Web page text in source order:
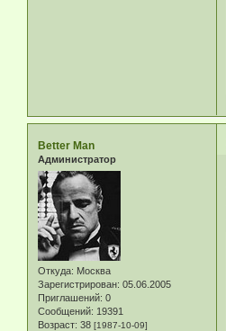
Better Man
Администратор
Откуда: Москва
Зарегистрирован: 05.06.2005
Приглашений: 0
Сообщений: 19391
Возраст: 38 [1987-10-09]